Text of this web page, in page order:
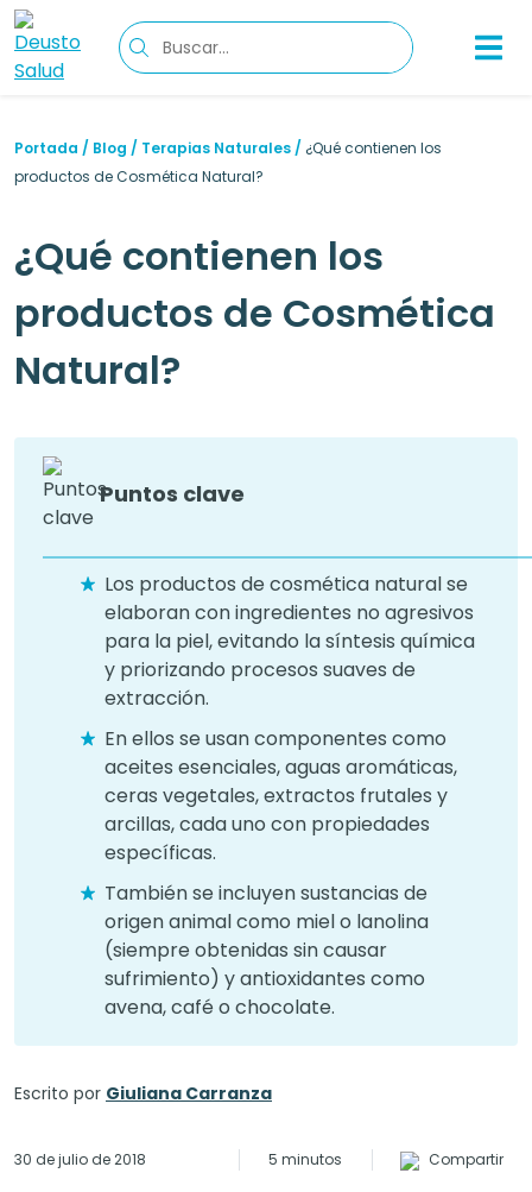
Portada / Blog / Terapias Naturales / ¿Qué contienen los
productos de Cosmética Natural?
¿Qué contienen los
productos de Cosmética
Natural?
Puntos clave
Los productos de cosmética natural se
elaboran con ingredientes no agresivos
para la piel, evitando la síntesis química
y priorizando procesos suaves de
extracción.
En ellos se usan componentes como
aceites esenciales, aguas aromáticas,
ceras vegetales, extractos frutales y
arcillas, cada uno con propiedades
específicas.
También se incluyen sustancias de
origen animal como miel o lanolina
(siempre obtenidas sin causar
sufrimiento) y antioxidantes como
avena, café o chocolate.
Escrito por Giuliana Carranza
30 de julio de 2018 5 minutos Compartir